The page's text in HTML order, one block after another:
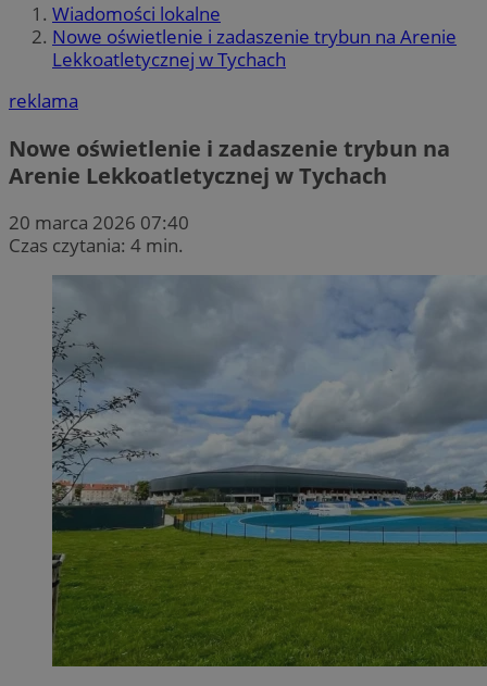
Wiadomości lokalne
Nowe oświetlenie i zadaszenie trybun na Arenie
Lekkoatletycznej w Tychach
reklama
Nowe oświetlenie i zadaszenie trybun na
Arenie Lekkoatletycznej w Tychach
20 marca 2026 07:40
Czas czytania: 4 min.